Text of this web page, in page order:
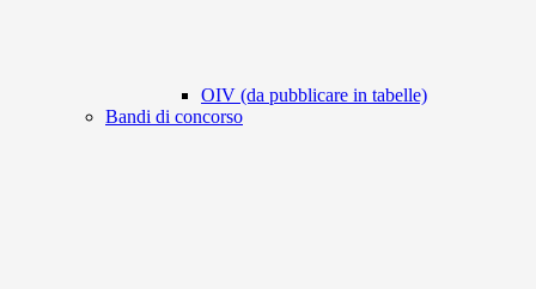
OIV (da pubblicare in tabelle)
Bandi di concorso